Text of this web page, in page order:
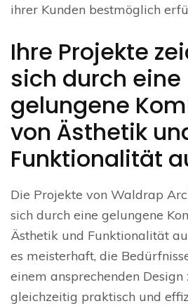
ihrer Kunden bestmöglich
Ihre Projekte
sich durch eine
gelungene
von Ästhetik
Funktionalität
Die Projekte von Waldrap
sich durch eine gelungene
Ästhetik und Funktionalität
es meisterhaft, die
einem ansprechenden Design
gleichzeitig praktisch und